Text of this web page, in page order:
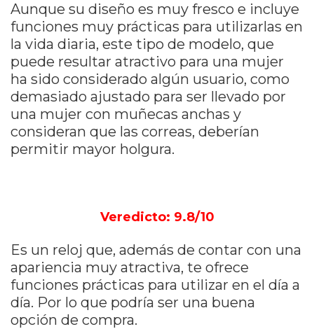
Aunque su diseño es muy fresco e incluye
funciones muy prácticas para utilizarlas en
la vida diaria, este tipo de modelo, que
puede resultar atractivo para una mujer
ha sido considerado algún usuario, como
demasiado ajustado para ser llevado por
una mujer con muñecas anchas y
consideran que las correas, deberían
permitir mayor holgura.
Veredicto: 9.8/10
Es un reloj que, además de contar con una
apariencia muy atractiva, te ofrece
funciones prácticas para utilizar en el día a
día. Por lo que podría ser una buena
opción de compra.